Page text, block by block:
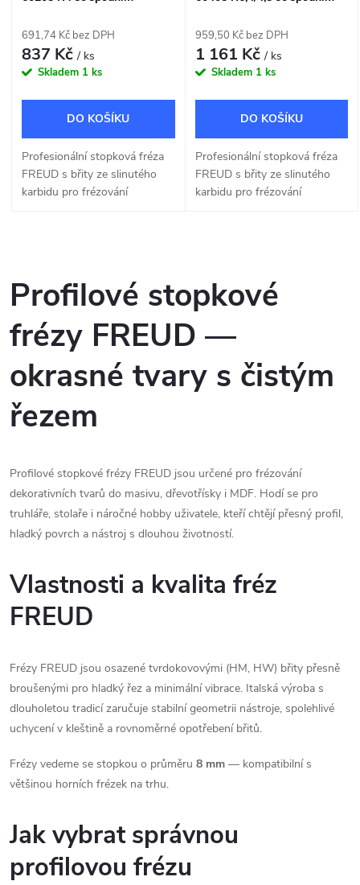
691,74 Kč bez DPH
837 Kč/ ks
Skladem 1 ks
DO KOŠÍKU
Profesionální stopková fréza
FREUD s břity ze slinutého
karbidu pro frézování
959,50 Kč bez DPH
1 161 Kč/ ks
Skladem 1 ks
DO KOŠÍKU
Profesionální stopková fréza
FREUD s břity ze slinutého
karbidu pro frézování
v
l
á
d
a
í
p
r
v
k
v
ý
p
i
u
Profilové stopkové
frézy FREUD —
okrasné tvary s čistým
řezem
Profilové stopkové frézy FREUD jsou určené pro frézování
dekorativních tvarů do masivu, dřevotřísky i MDF. Hodí se pro
truhláře, stolaře i náročné hobby uživatele, kteří chtějí přesný profil,
hladký povrch a nástroj s dlouhou životností.
Vlastnosti a kvalita fréz
FREUD
Frézy FREUD jsou osazené tvrdokovovými (HM, HW) břity přesně
broušenými pro hladký řez a minimální vibrace. Italská výroba s
dlouholetou tradicí zaručuje stabilní geometrii nástroje, spolehlivé
uchycení v kleštině a rovnoměrné opotřebení břitů.
Frézy vedeme se stopkou o průměru 8 mm — kompatibilní s
většinou horních frézek na trhu.
Jak vybrat správnou
profilovou frézu